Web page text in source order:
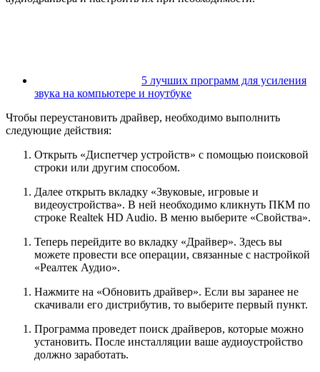
5 лучших программ для усиления
звука на компьютере и ноутбуке
Чтобы переустановить драйвер, необходимо выполнить
следующие действия:
Открыть «Диспетчер устройств» с помощью поисковой
строки или другим способом.
Далее открыть вкладку «Звуковые, игровые и
видеоустройства». В ней необходимо кликнуть ПКМ по
строке Realtek HD Audio. В меню выберите «Свойства».
Теперь перейдите во вкладку «Драйвер». Здесь вы
можете провести все операции, связанные с настройкой
«Реалтек Аудио».
Нажмите на «Обновить драйвер». Если вы заранее не
скачивали его дистрибутив, то выберите первый пункт.
Программа проведет поиск драйверов, которые можно
установить. После инсталляции ваше аудиоустройство
должно заработать.